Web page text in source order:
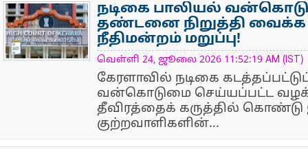
NewsIcon
நடிகை பாலியல்
தண்டனை நிறுத்தி வைக்க
நீதிமன்றம் மறுப்பு!
வெள்ளி 24, ஜூலை 2026 11:52:19 AM (IST)
கேரளாவில் நடிகை
வன்கொடுமை செய்யப்பட்ட
தீவிரத்தைக் கருத்தில் கொண்டு
குற்றவாளிகளின்...